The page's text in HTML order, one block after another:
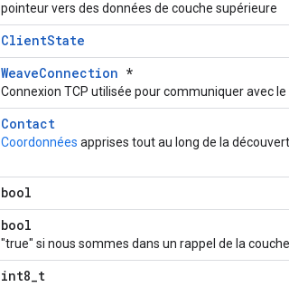
pointeur vers des données de couche supérieure
ClientState
WeaveConnection *
Connexion TCP utilisée pour communiquer avec le
Contact
Coordonnées apprises tout au long de la
bool
bool
"true" si nous sommes dans un rappel de la
int8_t